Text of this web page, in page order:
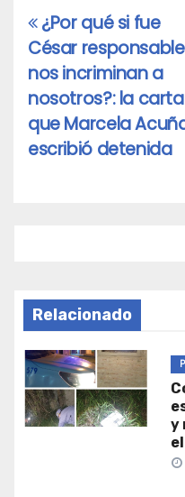
Navegación
de
entradas
¿Por qué si fue
César responsable
nos incriminan a
nosotros?: la carta
que Marcela
escribió detenida
Relacionado
y